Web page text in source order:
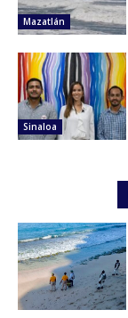
Mazatlán
Sinaloa